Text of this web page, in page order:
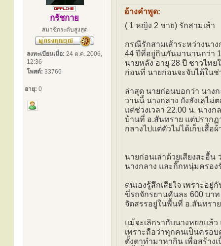
กรัชกาย
สมาชิกระดับสูงสุด
ลงทะเบียนเมื่อ: 24 ต.ค. 2006,
12:36
โพสต์: 33766
อายุ: 0
อ้างคำพูด:
( 1 หญิง 2 ชาย) รักสามเส้า
กรณีรักสามเส้าระหว่างนา
44 ปีที่อยู่กินกันมานานกว่า
นายหลัง อายุ 28 ปี ชาวไท
ก่อนที่ นายก่อนจะจับได้ในช่
ล่าสุด นายก่อนบอกว่า นาง
วานนี้ นางกลาง ยังลังเลไม่
แต่ช่วงเวลา 22.00 น. นาง
บ้านที่ อ.สันทราย แต่ปรากฏ
กลางไปแต่ตัวไม่ได้เก็บเสื้อ
นายก่อนเล่าด้วยเสียงสะอื้น
นางกลาง และกิ๊กหนุ่มครอง
ตนเองรู้สึกเสียใจ เพราะอ
ขี่รถจักรยานคันละ 600 บา
จัดสรรอยู่ในพื้นที่ อ.สันทราย
แม้จะเลิกรากับนางหยกแล้
เพราะถือว่าทุกคนเป็นครอ
ตั้งตาทำมาหากิน เพื่อสร้าง